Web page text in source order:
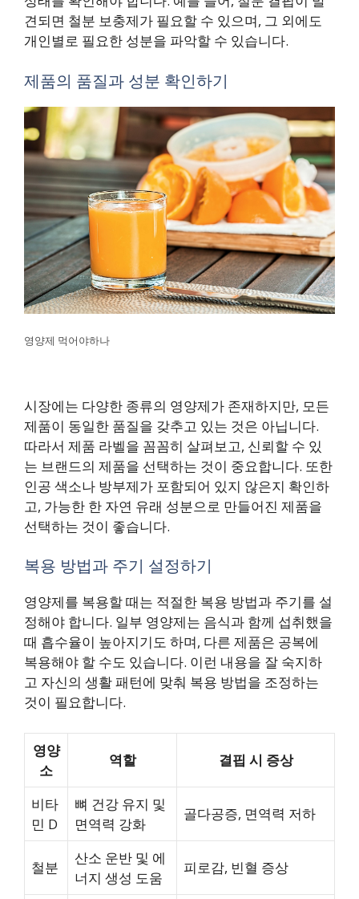
견되면 철분 보충제가 필요할 수 있으며, 그 외에도
개인별로 필요한 성분을 파악할 수 있습니다.
제품의 품질과 성분 확인하기
영양제 먹어야하나
시장에는 다양한 종류의 영양제가 존재하지만, 모든
제품이 동일한 품질을 갖추고 있는 것은 아닙니다.
따라서 제품 라벨을 꼼꼼히 살펴보고, 신뢰할 수 있
는 브랜드의 제품을 선택하는 것이 중요합니다. 또한
인공 색소나 방부제가 포함되어 있지 않은지 확인하
고, 가능한 한 자연 유래 성분으로 만들어진 제품을
선택하는 것이 좋습니다.
복용 방법과 주기 설정하기
영양제를 복용할 때는 적절한 복용 방법과 주기를 설
정해야 합니다. 일부 영양제는 음식과 함께 섭취했을
때 흡수율이 높아지기도 하며, 다른 제품은 공복에
복용해야 할 수도 있습니다. 이런 내용을 잘 숙지하
고 자신의 생활 패턴에 맞춰 복용 방법을 조정하는
것이 필요합니다.
영양
소
역할 결핍 시 증상
비타
민 D
뼈 건강 유지 및
면역력 강화
골다공증, 면역력 저하
철분
산소 운반 및 에
너지 생성 도움
피로감, 빈혈 증상